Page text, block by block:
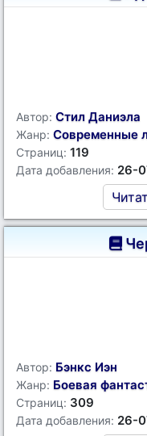
Автор: Стил Даниэла
Жанр: Современные
Страниц: 119
Дата добавления: 26-
Автор: Бэнкс Иэн
Жанр: Боевая
Страниц: 309
Дата добавления: 26-